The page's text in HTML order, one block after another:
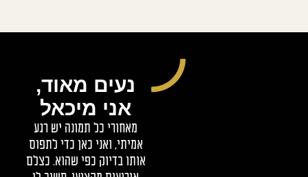
נעים מאוד,
אני מיכאל
מאחורי כל תמונה יש רגע
אמיתי, ואני כאן כדי לתפוס
אותו בדיוק כפי שהוא. כצלם